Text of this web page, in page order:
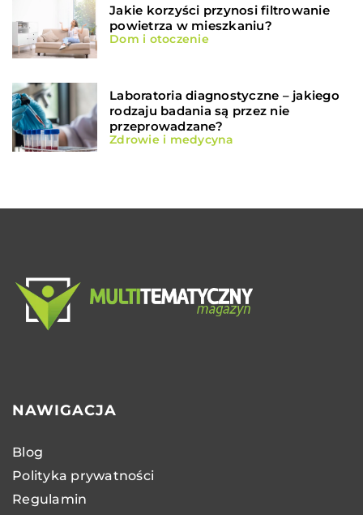
Jakie korzyści przynosi filtrowanie
powietrza w mieszkaniu?
Dom i otoczenie
Laboratoria diagnostyczne – jakiego
rodzaju badania są przez nie
przeprowadzane?
Zdrowie i medycyna
NAWIGACJA
Blog
Polityka prywatności
Regulamin